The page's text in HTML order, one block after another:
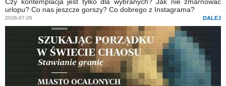
urlopu? Co nas jeszcze gorszy? Co dobrego z Instagrama?
2026-07-26 DALEJ